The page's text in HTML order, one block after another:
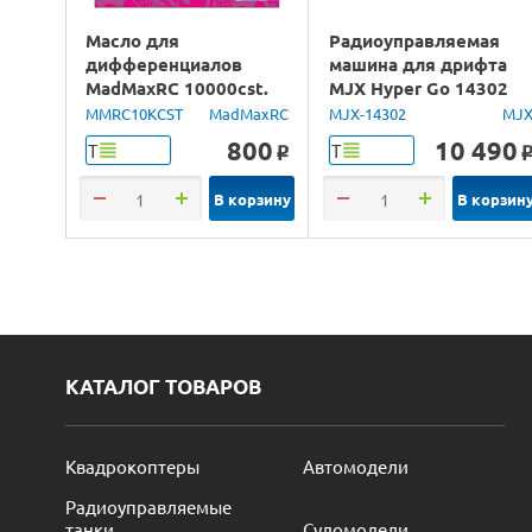
Масло для
дифференциалов
MadMaxRC 10000cst.
100ml.
MMRC10KCST MadMaxRC
Т 800 o
В корзину
Радиоуправляемая
машина для дрифта
MJX Hyper Go 14302
Lancia Delta Brushless
4WD 2.4G LED 1/14
RTR
MJX-14302 MJX
Т 10 490 o
В
КАТАЛОГ ТОВАРОВ
Квадрокоптеры
Автомодели
Радиоуправляемые